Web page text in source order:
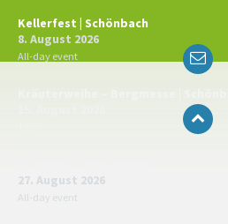
Kellerfest | Schönbach
8. August 2026
All-day event
27. August 2026
All-day event